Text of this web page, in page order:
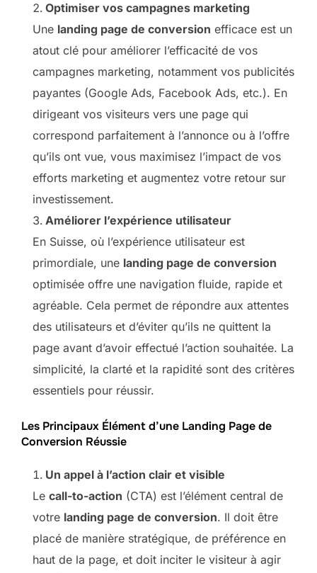
Optimiser vos campagnes marketing
Une landing page de conversion efficace est un
atout clé pour améliorer l’efficacité de vos
campagnes marketing, notamment vos publicités
payantes (Google Ads, Facebook Ads, etc.). En
dirigeant vos visiteurs vers une page qui
correspond parfaitement à l’annonce ou à l’offre
qu’ils ont vue, vous maximisez l’impact de vos
efforts marketing et augmentez votre retour sur
investissement.
Améliorer l’expérience utilisateur
En Suisse, où l’expérience utilisateur est
primordiale, une landing page de conversion
optimisée offre une navigation fluide, rapide et
agréable. Cela permet de répondre aux attentes
des utilisateurs et d’éviter qu’ils ne quittent la
page avant d’avoir effectué l’action souhaitée. La
simplicité, la clarté et la rapidité sont des critères
essentiels pour réussir.
Les Principaux Élément d’une Landing Page de
Conversion Réussie
Un appel à l’action clair et visible
Le call-to-action (CTA) est l’élément central de
votre landing page de conversion. Il doit être
placé de manière stratégique, de préférence en
haut de la page, et doit inciter le visiteur à agir